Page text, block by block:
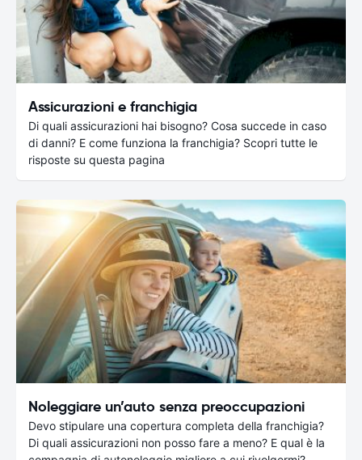
Assicurazioni e franchigia
Di quali assicurazioni hai bisogno? Cosa succede in caso
di danni? E come funziona la franchigia? Scopri tutte le
risposte su questa pagina
Noleggiare un’auto senza preoccupazioni
Devo stipulare una copertura completa della franchigia?
Di quali assicurazioni non posso fare a meno? E qual è la